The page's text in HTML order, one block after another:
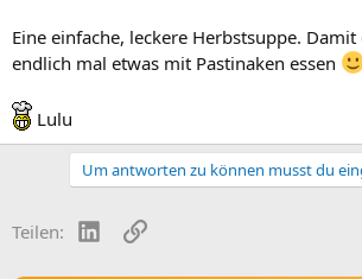
Eine einfache, leckere Herbstsuppe. Damit
endlich mal etwas mit Pastinaken essen
Lulu
Um antworten zu können musst du
Teilen: LinkedInLink